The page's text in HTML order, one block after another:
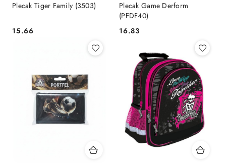
Plecak Tiger Family (3503)
Cena:
15.66
Plecak Game Derform
(PFDF40)
Cena:
16.83